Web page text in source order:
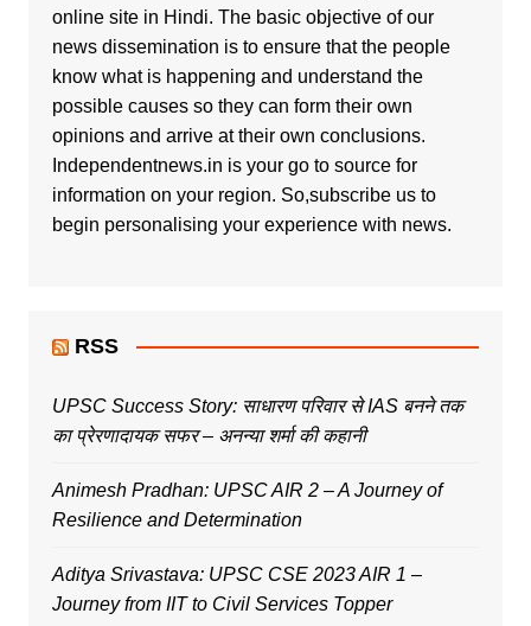
online site in Hindi. The basic objective of our
news dissemination is to ensure that the people
know what is happening and understand the
possible causes so they can form their own
opinions and arrive at their own conclusions.
Independentnews.in is your go to source for
information on your region. So,subscribe us to
begin personalising your experience with news.
RSS
UPSC Success Story: साधारण परिवार से IAS बनने तक
का प्रेरणादायक सफर – अनन्या शर्मा की कहानी
Animesh Pradhan: UPSC AIR 2 – A Journey of
Resilience and Determination
Aditya Srivastava: UPSC CSE 2023 AIR 1 –
Journey from IIT to Civil Services Topper